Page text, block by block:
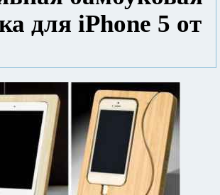
для iPhone 5 от